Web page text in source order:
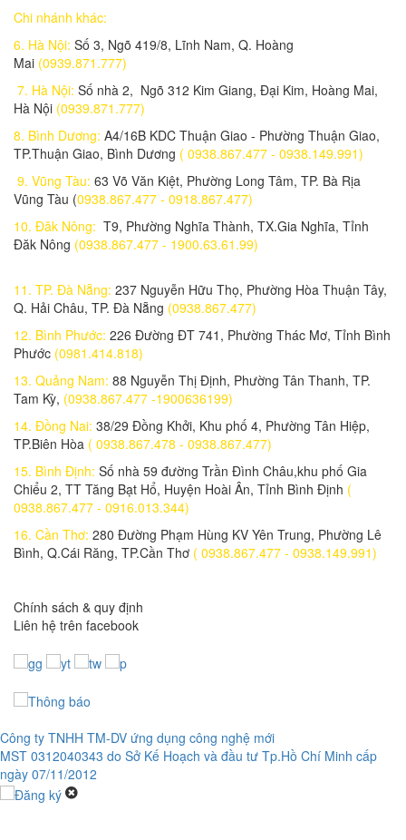
Chi nhánh khác:
6. Hà Nội: Số 3, Ngõ 419/8, Lĩnh Nam, Q. Hoàng
Mai (0939.871.777)
7. Hà Nội: Số nhà 2, Ngõ 312 Kim Giang, Đại Kim, Hoàng Mai,
Hà Nội (0939.871.777)
8. Bình Dương: A4/16B KDC Thuận Giao - Phường Thuận Giao,
TP.Thuận Giao, Bình Dương ( 0938.867.477 - 0938.149.991)
9. Vũng Tàu: 63 Võ Văn Kiệt, Phường Long Tâm, TP. Bà Rịa
Vũng Tàu (0938.867.477 - 0918.867.477)
10. Đăk Nông: T9, Phường Nghĩa Thành, TX.Gia Nghĩa, Tỉnh
Đăk Nông (0938.867.477 - 1900.63.61.99)
11. TP. Đà Nẵng: 237 Nguyễn Hữu Thọ, Phường Hòa Thuận Tây,
Q. Hải Châu, TP. Đà Nẵng (0938.867.477)
12. Bình Phước: 226 Đường ĐT 741, Phường Thác Mơ, Tỉnh Bình
Phước (0981.414.818)
13. Quảng Nam: 88 Nguyễn Thị Định, Phường Tân Thanh, TP.
Tam Kỳ, (0938.867.477 -1900636199)
14. Đồng Nai: 38/29 Đồng Khởi, Khu phố 4, Phường Tân Hiệp,
TP.Biên Hòa ( 0938.867.478 - 0938.867.477)
15. Bình Định: Số nhà 59 đường Trần Đình Châu,khu phố Gia
Chiểu 2, TT Tăng Bạt Hổ, Huyện Hoài Ân, Tỉnh Bình Định (
0938.867.477 - 0916.013.344)
16. Cần Thơ: 280 Đường Phạm Hùng KV Yên Trung, Phường Lê
Bình, Q.Cái Răng, TP.Cần Thơ ( 0938.867.477 - 0938.149.991)
Chính sách & quy định
Liên hệ trên facebook
Công ty TNHH TM-DV ứng dụng công nghệ mới
MST 0312040343 do Sở Kế Hoạch và đầu tư Tp.Hồ Chí Minh cấp
ngày 07/11/2012